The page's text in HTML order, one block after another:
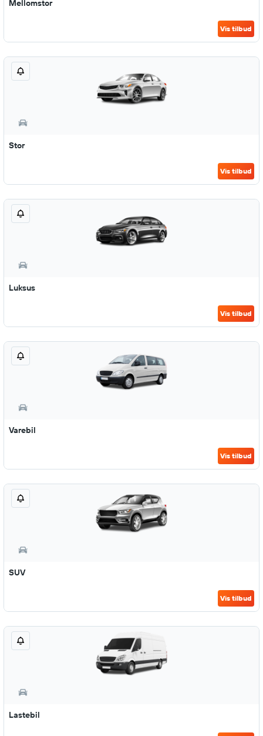
Mellomstor
Vis tilbud
Stor
Vis tilbud
Luksus
Vis tilbud
Varebil
Vis tilbud
SUV
Vis tilbud
Lastebil